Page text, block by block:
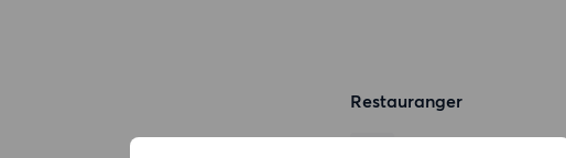
Restauranger
Tien Tsin